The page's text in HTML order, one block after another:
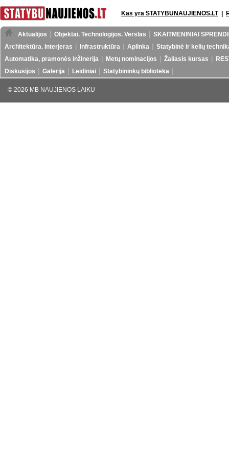
Kas yra STATYBUNAUJIENOS.LT|
Aktualijos Objektai. Technologijos. Verslas
SKAITMENINIAI
Architektūra. Interjeras
Infrastruktūra Aplinka
Statybinė ir kelių
Automatika, pramonės inžinerija
Metų nominacijos Žaliasis kursas
Diskusijos
Galerija Leidiniai Statybininkų biblioteka
© 2026 MB NAUJIENOS LAIKU